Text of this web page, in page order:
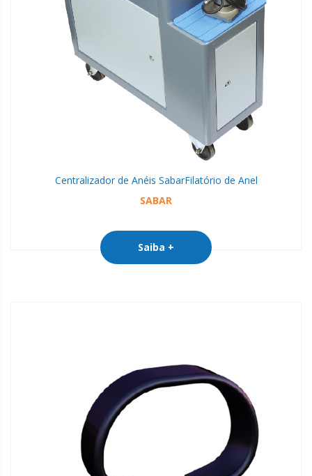
Centralizador de Anéis SabarFilatório de Anel
SABAR
Saiba +